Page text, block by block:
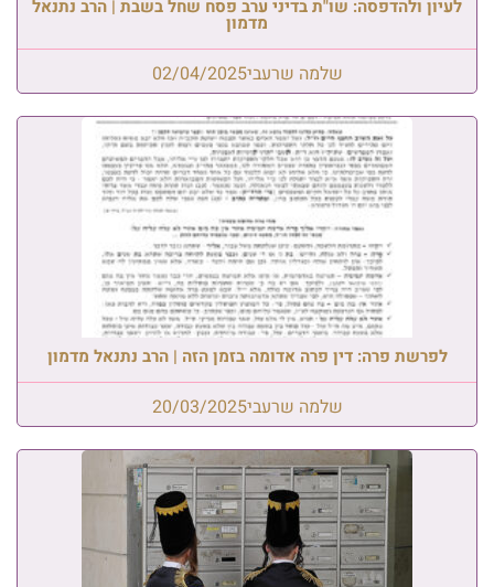
לעיון ולהדפסה: שו"ת בדיני ערב פסח שחל בשבת | הרב נתנאל
מדמון
שלמה שרעבי02/04/2025
לפרשת פרה: דין פרה אדומה בזמן הזה | הרב נתנאל מדמון
שלמה שרעבי20/03/2025